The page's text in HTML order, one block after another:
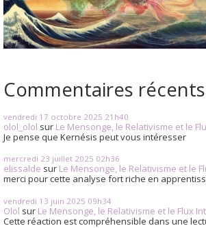
Commentaires récents
vendredi 17 octobre 2025 21h40
olol_olol sur Le Mensonge, le Relativisme et le
Je pense que Kernésis peut vous intéresser
mercredi 23 juillet 2025 02h36
elissalde sur Le Mensonge, le Relativisme et le
merci pour cette analyse fort riche en
vendredi 13 juin 2025 09h34
Olol sur Le Mensonge, le Relativisme et le Flux
Cette réaction est compréhensible dans une